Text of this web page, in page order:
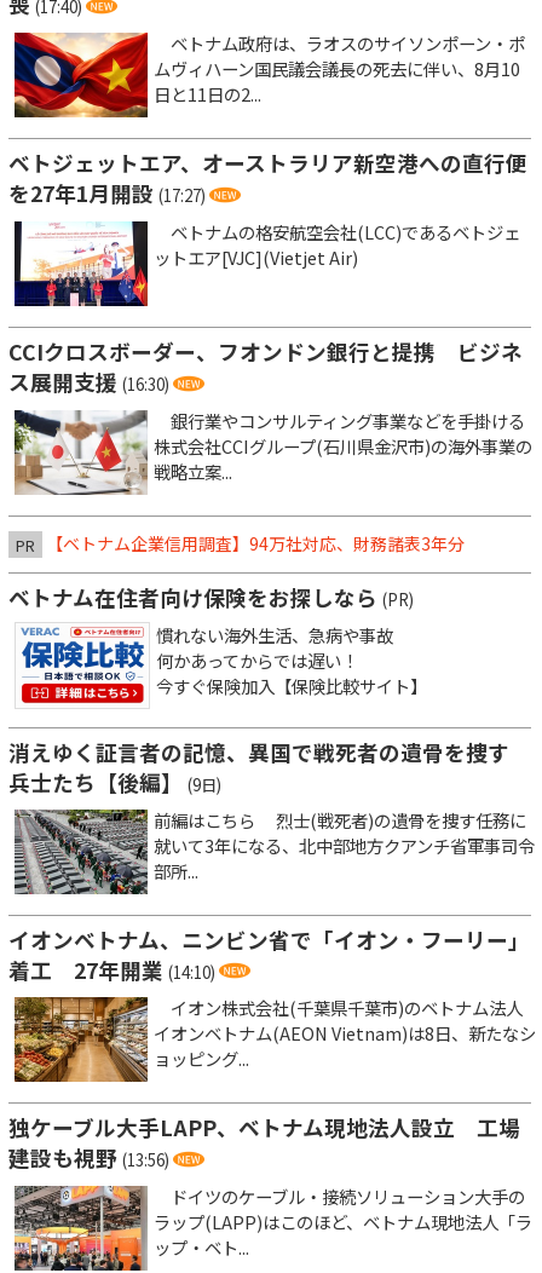
(17:40)
ベトナム政府は、ラオスのサイソンポーン・ポ
ムヴィハーン国民議会議長の死去に伴い、8月10
日と11日の2...
ベトジェットエア、オーストラリア新空港への直行便
を27年1月開設 (17:27)
ベトナムの格安航空会社(LCC)であるベトジェ
ットエア[VJC](Vietjet Air)
CCIクロスボーダー、フオンドン銀行と提携 ビジネ
ス展開支援 (16:30)
銀行業やコンサルティング事業などを手掛ける
株式会社CCIグループ(石川県金沢市)の海外事業の
戦略立案...
PR 【ベトナム企業信用調査】94万社対応、財務諸表3年分
ベトナム在住者向け保険をお探しなら (PR)
慣れない海外生活、急病や事故
何かあってからでは遅い！
今すぐ保険加入【保険比較サイト】
消えゆく証言者の記憶、異国で戦死者の遺骨を捜す
兵士たち【後編】
(9日)
前編はこちら 烈士(戦死者)の遺骨を捜す任務に
就いて3年になる、北中部地方クアンチ省軍事司令
部所...
イオンベトナム、ニンビン省で「イオン・フーリー」
着工 27年開業 (14:10)
イオン株式会社(千葉県千葉市)のベトナム法人
イオンベトナム(AEON Vietnam)は8日、新たなシ
ョッピング...
独ケーブル大手LAPP、ベトナム現地法人設立 工場
建設も視野 (13:56)
ドイツのケーブル・接続ソリューション大手の
ラップ(LAPP)はこのほど、ベトナム現地法人「ラ
ップ・ベト...